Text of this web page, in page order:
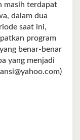
masih terdapat
dalam dua
saat ini,
program
benar-benar
yang menjadi